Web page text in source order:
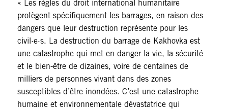
« Les règles du droit international humanitaire
protègent spécifiquement les barrages, en raison des
dangers que leur destruction représente pour les
civil·e·s. La destruction du barrage de Kakhovka est
une catastrophe qui met en danger la vie, la sécurité
et le bien-être de dizaines, voire de centaines de
milliers de personnes vivant dans des zones
susceptibles d’être inondées. C’est une catastrophe
humaine et environnementale dévastatrice qui